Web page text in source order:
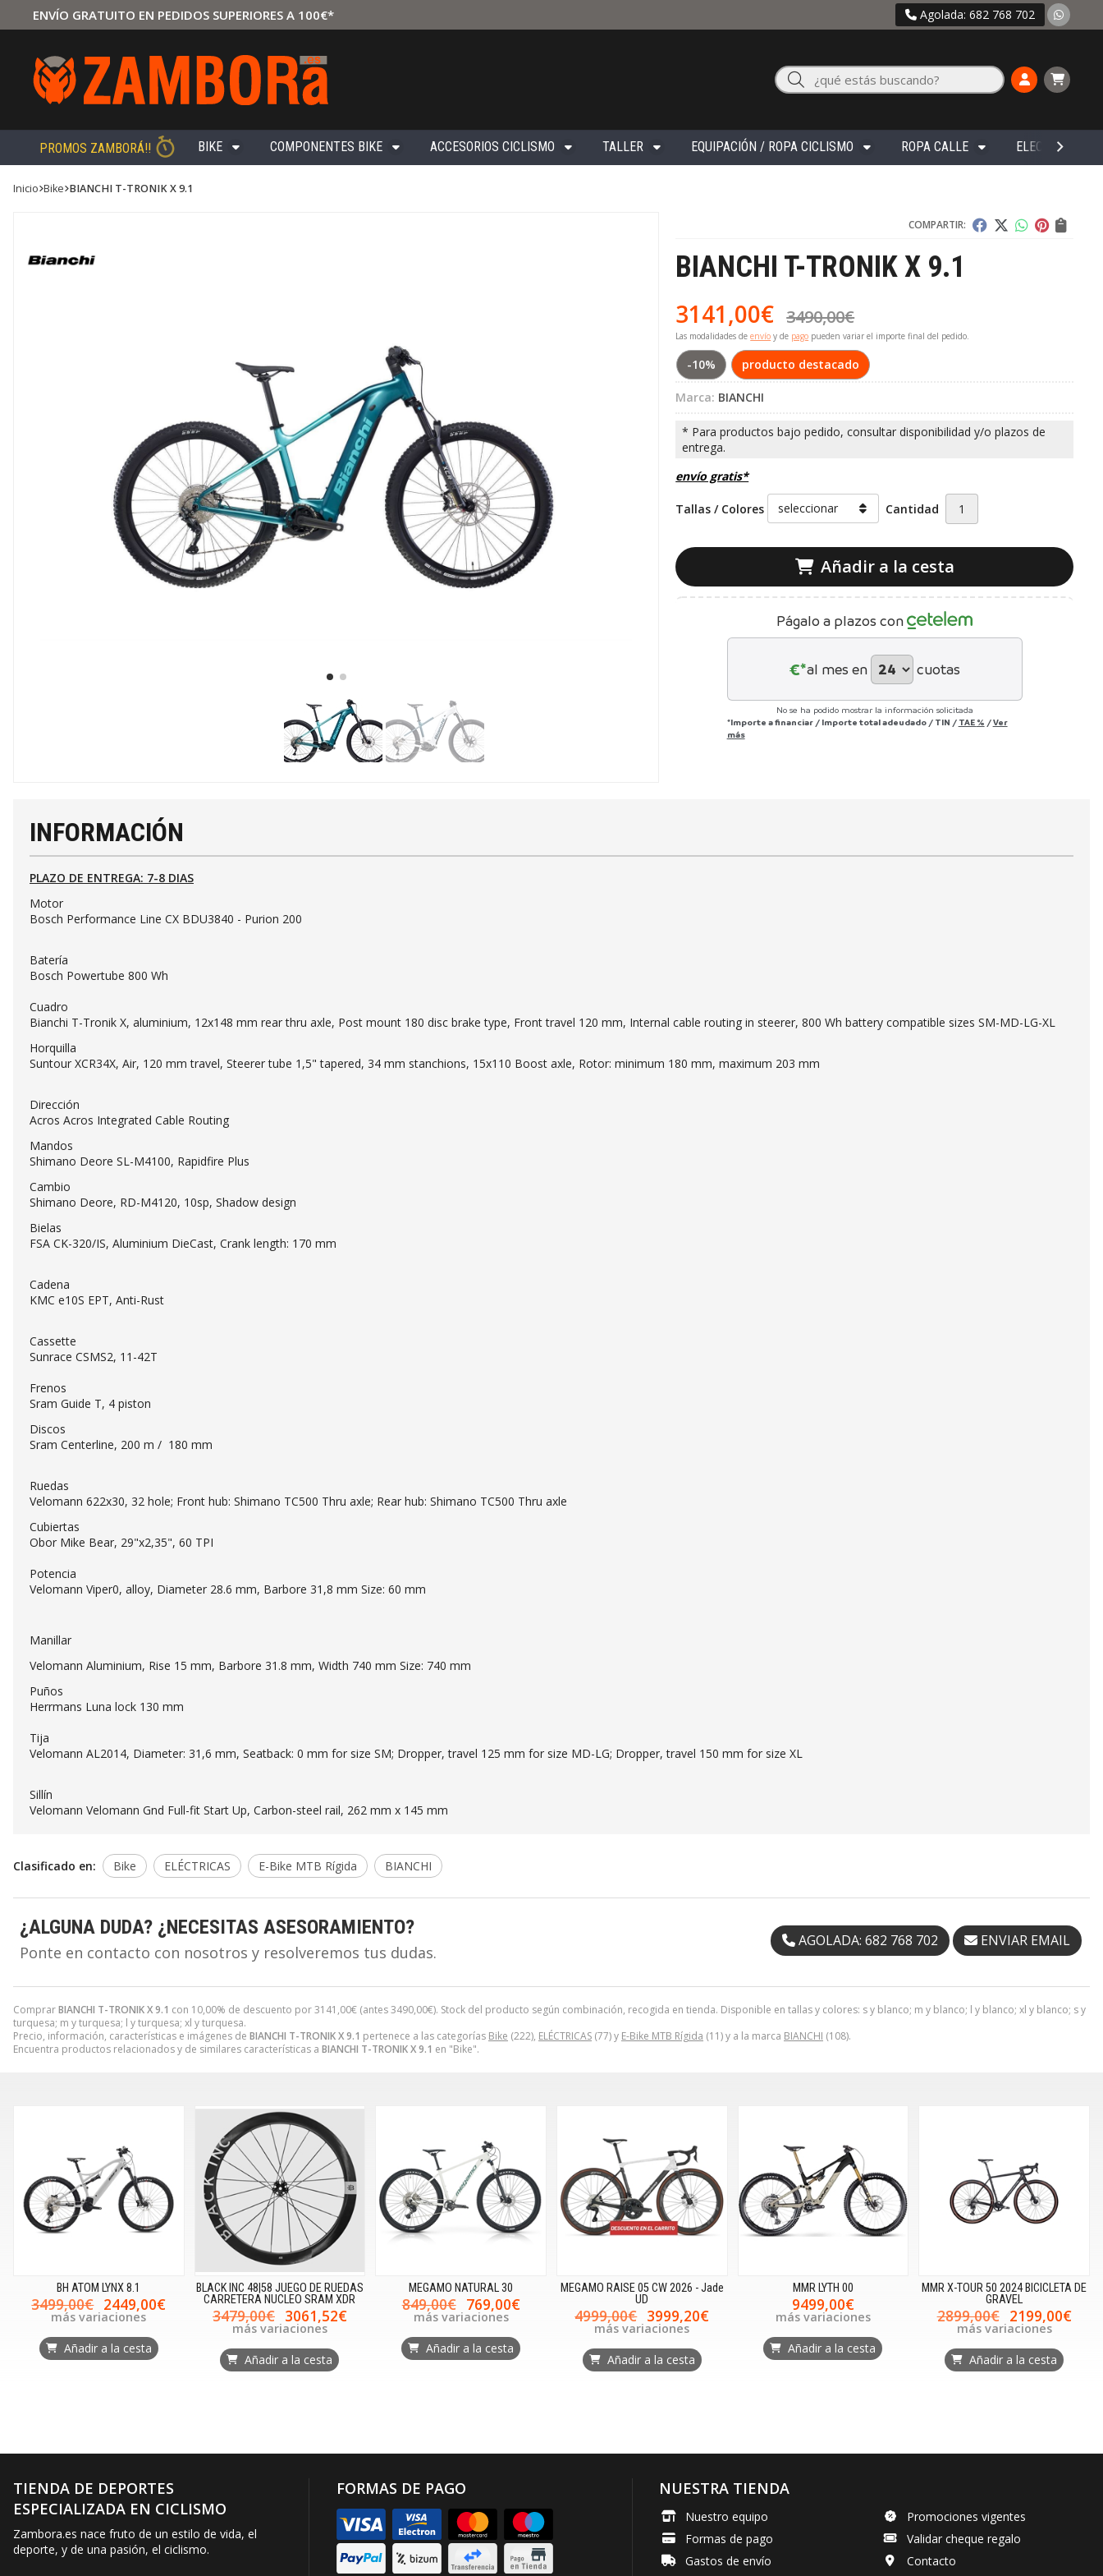
ENVÍO GRATUITO EN PEDIDOS SUPERIORES A 100€* Agolada: 682 768 702
Buscar
PROMOS ZAMBORÁ!! BIKE COMPONENTES BIKE ACCESORIOS CICLISMO TALLER EQUIPACIÓN / ROPA CICLISMO ROPA CALLE ELECTRÓNICA
Inicio bike BIANCHI T-TRONIK X 9.1
COMPARTIR:
BIANCHI T-TRONIK X 9.1
3141,00€ 3490,00€
Las modalidades deenvío y de pago pueden variar el importe final del pedido.
-10% producto destacado
Marca: BIANCHI
envío gratis*
Tallas / Colores Cantidad
Añadir a la cesta
Págalo a plazos con
€*al mes en cuotas
No se ha podido mostrar la información solicitada
*Importe a financiar / Importe total adeudado / TIN / TAE % /Ver
más
ComprarBIANCHI T-TRONIK X 9.1 con 10,00% de descuento por3141,00€ (antes3490,00€). Stock del producto según combinación, recogida en tienda. Disponible en tallas y colores: s y blanco; m y blanco; l y blanco; xl y blanco; s y
turquesa; m y turquesa; l y turquesa; xl y turquesa.
Precio, información, características e imágenes de BIANCHI T-TRONIK X 9.1 pertenece a las categorías Bike (222), ELÉCTRICAS (77) y E-Bike MTB Rígida (11) y a la marca BIANCHI (108).
Encuentra productos relacionados y de similares características a BIANCHI T-TRONIK X 9.1 en "Bike".
INFORMACIÓN
PLAZO DE ENTREGA: 7-8 DIAS
Motor
Bosch Performance Line CX BDU3840 - Purion 200
Batería
Bosch Powertube 800 Wh
Cuadro
Bianchi T-Tronik X, aluminium, 12x148 mm rear thru axle, Post mount 180 disc brake type, Front travel 120 mm, Internal cable routing in steerer, 800 Wh battery compatible sizes SM-MD-LG-XL
Horquilla
Suntour XCR34X, Air, 120 mm travel, Steerer tube 1,5" tapered, 34 mm stanchions, 15x110 Boost axle, Rotor: minimum 180 mm, maximum 203 mm
Dirección
Acros Acros Integrated Cable Routing
Mandos
Shimano Deore SL-M4100, Rapidfire Plus
Cambio
Shimano Deore, RD-M4120, 10sp, Shadow design
Bielas
FSA CK-320/IS, Aluminium DieCast, Crank length: 170 mm
Cadena
KMC e10S EPT, Anti-Rust
Cassette
Sunrace CSMS2, 11-42T
Frenos
Sram Guide T, 4 piston
Discos
Sram Centerline, 200 m / 180 mm
Ruedas
Velomann 622x30, 32 hole; Front hub: Shimano TC500 Thru axle; Rear hub: Shimano TC500 Thru axle
Cubiertas
Obor Mike Bear, 29"x2,35", 60 TPI
Potencia
Velomann Viper0, alloy, Diameter 28.6 mm, Barbore 31,8 mm Size: 60 mm
Manillar
Velomann Aluminium, Rise 15 mm, Barbore 31.8 mm, Width 740 mm Size: 740 mm
Puños
Herrmans Luna lock 130 mm
Tija
Velomann AL2014, Diameter: 31,6 mm, Seatback: 0 mm for size SM; Dropper, travel 125 mm for size MD-LG; Dropper, travel 150 mm for size XL
Sillín
Velomann Velomann Gnd Full-fit Start Up, Carbon-steel rail, 262 mm x 145 mm
Clasificado en: Bike ELÉCTRICAS E-Bike MTB Rígida BIANCHI
¿ALGUNA DUDA? ¿NECESITAS ASESORAMIENTO?
Ponte en contacto con nosotros y resolveremos tus dudas.
AGOLADA: 682 768 702 ENVIAR EMAIL
BH ATOM LYNX 8.1
3499,00€ 2449,00€
más variaciones
Añadir a la cesta
BLACK INC 48|58 JUEGO DE RUEDAS
CARRETERA NUCLEO SRAM XDR
3479,00€ 3061,52€
más variaciones
Añadir a la cesta
MEGAMO NATURAL 30
849,00€ 769,00€
más variaciones
Añadir a la cesta
MEGAMO RAISE 05 CW 2026 - Jade
UD
4999,00€ 3999,20€
más variaciones
Añadir a la cesta
MMR LYTH 00
9499,00€
más variaciones
Añadir a la cesta
MMR X-TOUR 50 2024 BICICLETA DE
GRAVEL
2899,00€ 2199,00€
más variaciones
Añadir a la cesta
TIENDA DE DEPORTES
ESPECIALIZADA EN CICLISMO
Zambora.es nace fruto de un estilo de vida, el
deporte, y de una pasión, el ciclismo.
FORMAS DE PAGO NUESTRA TIENDA
Nuestro equipo
Formas de pago
Gastos de envío
Promociones vigentes
Validar cheque regalo
Contacto